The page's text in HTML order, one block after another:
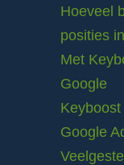
Hoeveel
posities
Met
Google
Google